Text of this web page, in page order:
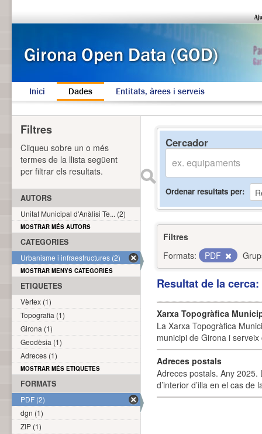
Inici Dades Entitats, àrees i serveis
Cercador
Ordenar resultats per
Filtres
Formats:
PDF
Resultat de la
Xarxa Topogràfica
La Xarxa Topogràfica
municipi de Girona i
Adreces postals
Adreces postals. Any 2025.
d’interior d’illa en el cas
Filtres
Cliqueu sobre un o més
termes de la llista següent
per filtrar els resultats.
AUTORS
Unitat Municipal d'Anàlisi Te... (2)
MOSTRAR MÉS AUTORS
CATEGORIES
Urbanisme i infraestructures (2)
MOSTRAR MENYS CATEGORIES
ETIQUETES
Vèrtex (1)
Topografia (1)
Girona (1)
Geodèsia (1)
Adreces (1)
MOSTRAR MÉS ETIQUETES
FORMATS
PDF (2)
dgn (1)
ZIP (1)